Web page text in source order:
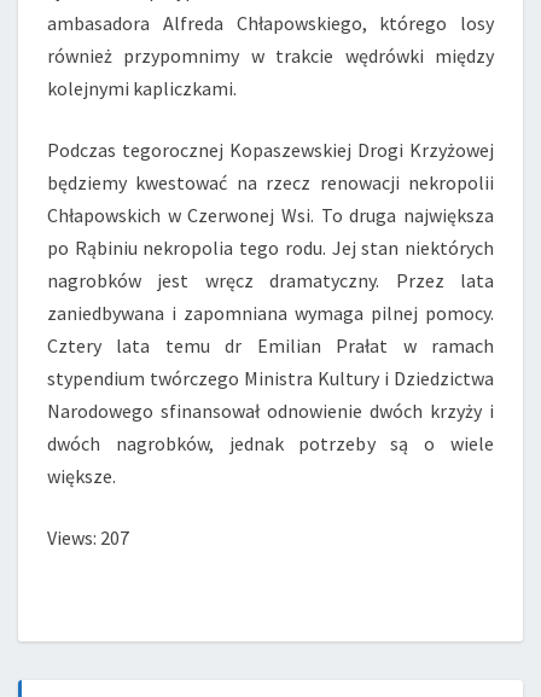
ambasadora Alfreda Chłapowskiego, którego losy
również przypomnimy w trakcie wędrówki między
kolejnymi kapliczkami.
Podczas tegorocznej Kopaszewskiej Drogi Krzyżowej
będziemy kwestować na rzecz renowacji nekropolii
Chłapowskich w Czerwonej Wsi. To druga największa
po Rąbiniu nekropolia tego rodu. Jej stan niektórych
nagrobków jest wręcz dramatyczny. Przez lata
zaniedbywana i zapomniana wymaga pilnej pomocy.
Cztery lata temu dr Emilian Prałat w ramach
stypendium twórczego Ministra Kultury i Dziedzictwa
Narodowego sfinansował odnowienie dwóch krzyży i
dwóch nagrobków, jednak potrzeby są o wiele
większe.
Views: 207